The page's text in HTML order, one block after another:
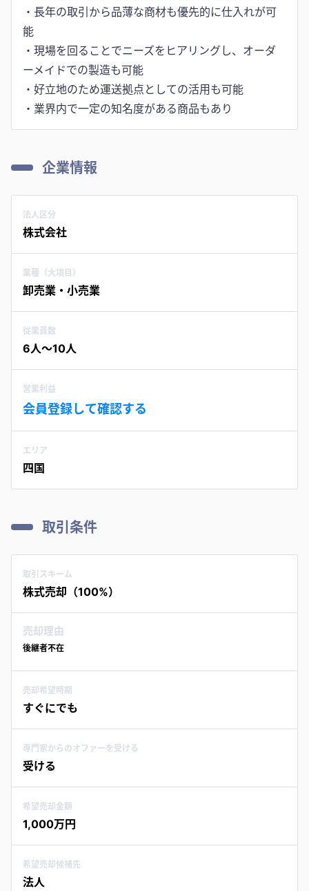
・長年の取引から品薄な商材も優先的に仕入れが可
能
・現場を回ることでニーズをヒアリングし、オーダ
ーメイドでの製造も可能
・好立地のため運送拠点としての活用も可能
・業界内で一定の知名度がある商品もあり
企業情報
法人区分
株式会社
業種（大項目）
卸売業・小売業
従業員数
6人〜10人
営業利益
会員登録して確認する
エリア
四国
取引条件
取引スキーム
株式売却（100%）
売却理由
後継者不在
売却希望時期
すぐにでも
専門家からのオファーを受ける
受ける
希望売却金額
1,000万円
希望売却候補先
法人